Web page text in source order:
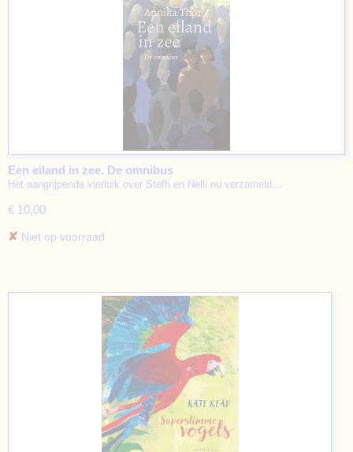
Een eiland in zee. De omnibus
Het aangrijpende vierluik over Steffi en Nelli nu verzameld…
€ 10,00
✘ Niet op voorraad